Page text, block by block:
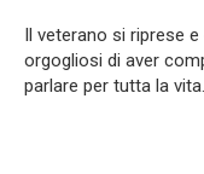
Il veterano si riprese
orgogliosi di aver
parlare per tutta la vita.